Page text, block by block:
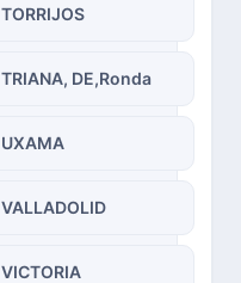
TORRIJOS
TRIANA, DE,Ronda
UXAMA
VALLADOLID
VICTORIA